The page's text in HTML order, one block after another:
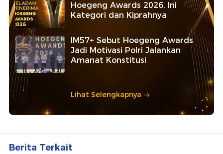
Hoegeng Awards 2026, Ini
Kategori dan Kiprahnya
IM57+ Sebut Hoegeng Awards
Jadi Motivasi Polri Jalankan
Amanat Konstitusi
Lihat Selengkapnya
Berita Terkait